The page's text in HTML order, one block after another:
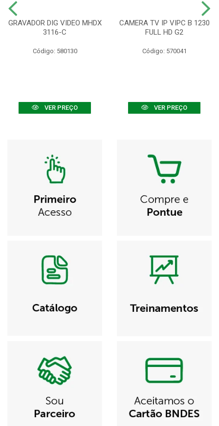
GRAVADOR DIG VIDEO MHDX
3116-C
Código: 580130
VER PREÇO
CAMERA TV IP VIPC B 1230
FULL HD G2
Código: 570041
VER PREÇO